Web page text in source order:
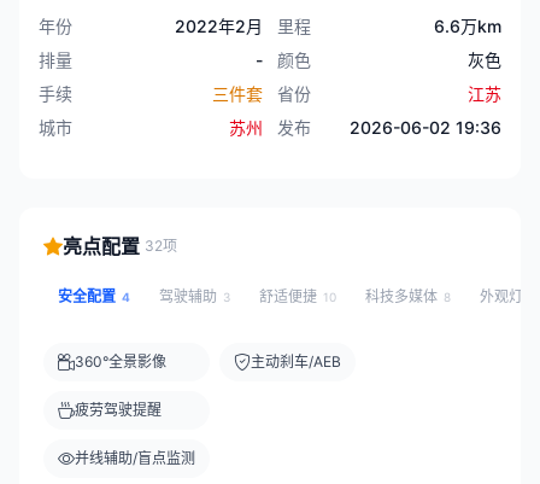
年份 2022年2月 里程
6.6万km
排量
- 颜色
灰色
手续
三件套 省份
江苏
城市
苏州 发布 2026-06-02 19:36
亮点配置 32项
安全配置 4 驾驶辅助 3 舒适便捷 10 科技多媒体 8 外观灯光
360°全景影像
疲劳驾驶提醒
并线辅助/盲点监测
主动刹车/AEB